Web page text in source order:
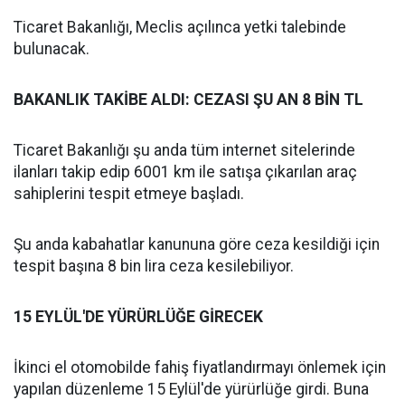
Ticaret Bakanlığı, Meclis açılınca yetki talebinde
bulunacak.
BAKANLIK TAKİBE ALDI: CEZASI ŞU AN 8 BİN TL
Ticaret Bakanlığı şu anda tüm internet sitelerinde
ilanları takip edip 6001 km ile satışa çıkarılan araç
sahiplerini tespit etmeye başladı.
Şu anda kabahatlar kanununa göre ceza kesildiği için
tespit başına 8 bin lira ceza kesilebiliyor.
15 EYLÜL'DE YÜRÜRLÜĞE GİRECEK
İkinci el otomobilde fahiş fiyatlandırmayı önlemek için
yapılan düzenleme 15 Eylül'de yürürlüğe girdi. Buna